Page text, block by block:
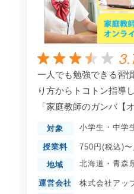
一人でも勉強できる習
り方からトコトン指導
「家庭教師のガンバ【
対象 小学生 ・ 中学
授業料 750円(税込)〜
地域 北海道 ・ 青森
運営会社
株式会社アッ